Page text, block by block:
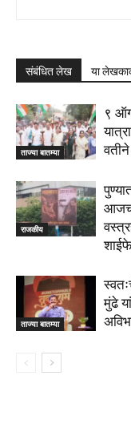
संबंधित लेख या
ताज्या बातम्या
९
राजकीय
ताज्या बातम्या
मुंढे